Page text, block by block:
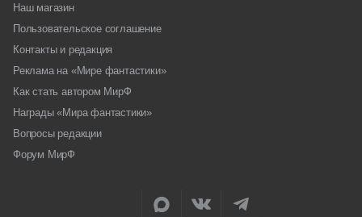
Наш магазин
Пользовательское соглашение
Контакты и редакция
Реклама на «Мире фантастики»
Как стать автором МирФ
Награды «Мира фантастики»
Вопросы редакции
Форум МирФ